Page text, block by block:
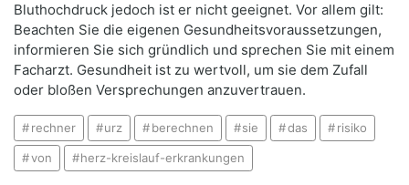
Bluthochdruck jedoch ist er nicht geeignet. Vor allem gilt:
Beachten Sie die eigenen Gesundheitsvoraussetzungen,
informieren Sie sich gründlich und sprechen Sie mit einem
Facharzt. Gesundheit ist zu wertvoll, um sie dem Zufall
oder bloßen Versprechungen anzuvertrauen.
rechner urz berechnen sie das risiko
von herz-kreislauf-erkrankungen